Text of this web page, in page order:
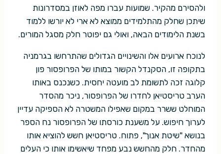
ולהסירם מהקיר. שמועות עברו מפה לאוזן במסדרונות
שיתכן שחלק מהתלמידים ממוצא לא ארי לא יורשו ללמוד
בשנת הלימודים הבאה, ואולי גם יפוטר חלק מסגל המורים.
לנוכח ארועים אלו והשינויים הגדולים שהתרחשו בגרמניה
בתקופה זו, הסקנדל הקשור במותו של הפרופסור פון
קלוגה זכה לתשומת לב מועטה יחסית. כשנכנס באותו
הערב טריסטיאן לחדרו של הפרופסור, ניכר מהסדר
המוחלט ששרר במקום שאפילו המשטרה לא הספיקה עדיין
לערוך חיפוש. על משענת כורסתו של הפרופסור נח הספר
בנושא "שיטת אנוך", פתוח. טריסטיאן חשש להוציא אותו
מהחדר. חלק מהחשש נבע מפחד שיאשימו אותו כי העלים